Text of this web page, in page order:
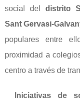
social deldistrito
Sant Gervasi-
populares entre
proximidad a
centro a través de
Iniciativas de